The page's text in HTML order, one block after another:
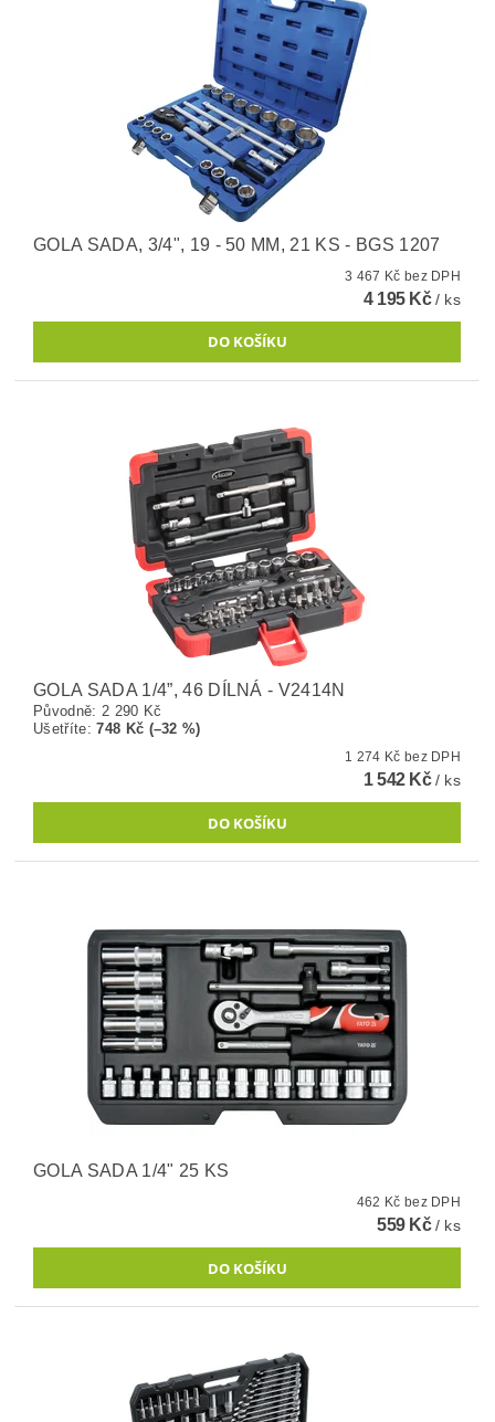
GOLA SADA, 3/4", 19 - 50 MM, 21 KS - BGS 1207
3 467 Kč bez DPH
4 195 Kč/ ks
GOLA SADA 1/4”, 46 DÍLNÁ - V2414N
Původně: 2 290 Kč
Ušetříte:748 Kč (–32 %)
1 274 Kč bez DPH
1 542 Kč/ ks
GOLA SADA 1/4" 25 KS
462 Kč bez DPH
559 Kč/ ks